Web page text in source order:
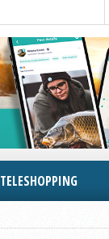
TELESHOPPING